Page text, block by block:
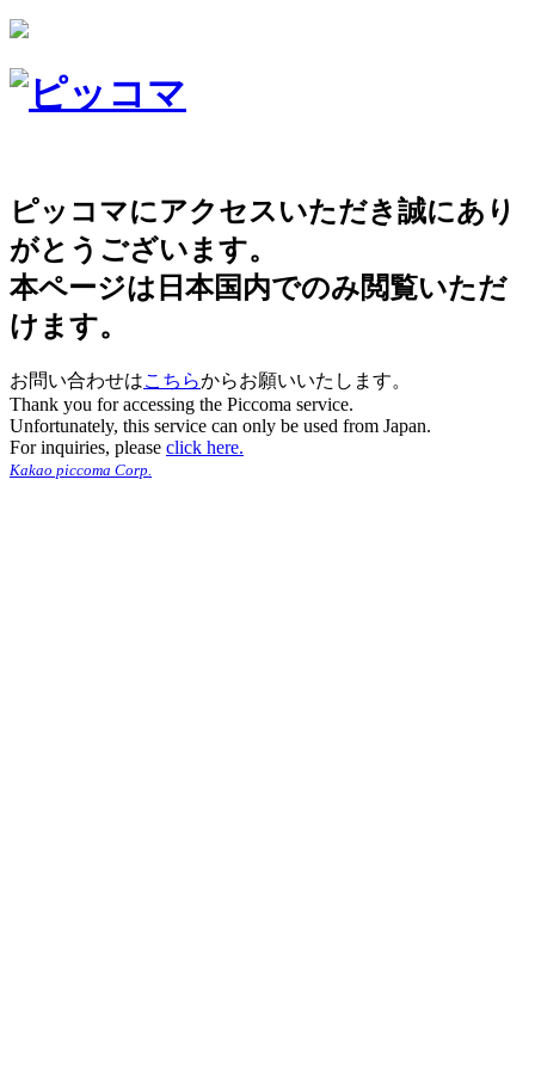
ピッコマにアクセスいただき誠にあり
がとうございます。
本ページは日本国内でのみ閲覧いただ
けます。
お問い合わせはこちらからお願いいたします。
Thank you for accessing the Piccoma service.
Unfortunately, this service can only be used from Japan.
For inquiries, please click here.
Kakao piccoma Corp.